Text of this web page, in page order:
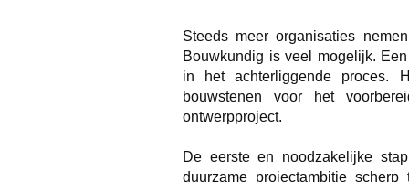
Steeds meer organisaties
Bouwkundig is veel mogelijk.
in het achterliggende proces.
bouwstenen voor het
ontwerpproject.
De eerste en noodzakelijke
duurzame projectambitie